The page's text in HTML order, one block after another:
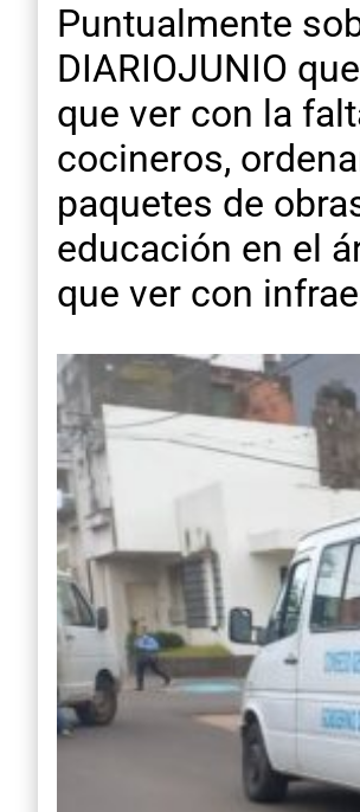
Puntualmente
DIARIOJUNIO
que ver con la
cocineros,
paquetes de
educación en el
que ver con